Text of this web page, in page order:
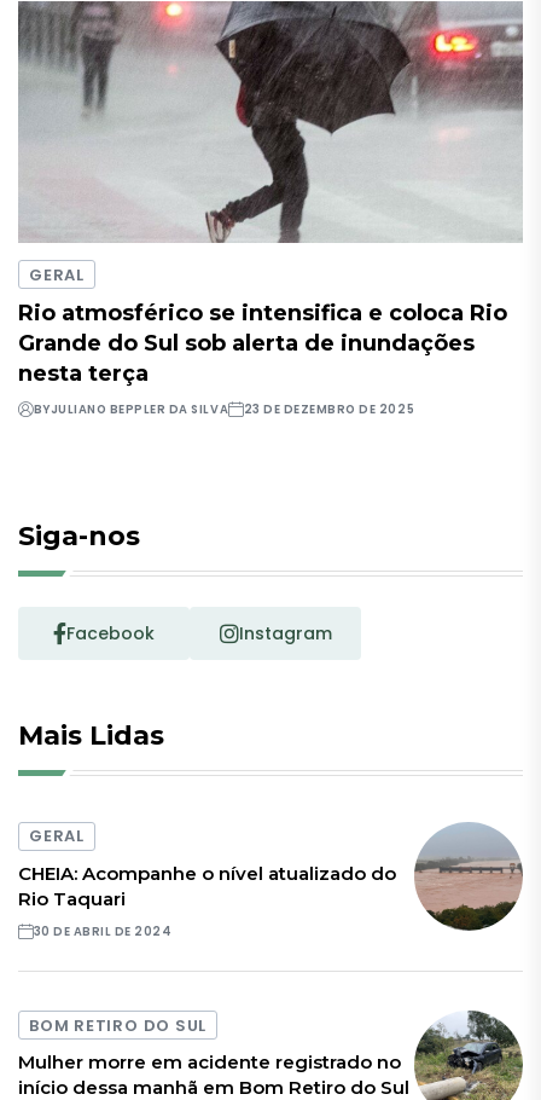
GERAL
Rio atmosférico se intensifica e coloca Rio
Grande do Sul sob alerta de inundações
nesta terça
BYJULIANO BEPPLER DA SILVA 23 DE DEZEMBRO DE 2025
Siga-nos
Facebook Instagram
Mais Lidas
GERAL
CHEIA: Acompanhe o nível atualizado do
Rio Taquari
30 DE ABRIL DE 2024
BOM RETIRO DO SUL
Mulher morre em acidente registrado no
início dessa manhã em Bom Retiro do Sul